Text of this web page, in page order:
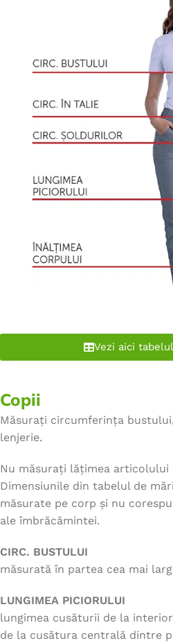
Vezi aici
Copii
Măsurați circumferința
lenjerie.
Nu măsurați lățimea articolului
Dimensiunile din tabelul de
măsurate pe corp și nu
ale îmbrăcămintei.
CIRC. BUSTULUI
măsurată în partea cea mai
LUNGIMEA PICIORULUI
lungimea cusăturii de la
de la cusătura centrală dintre